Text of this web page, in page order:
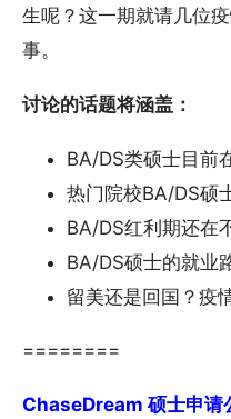
生呢？这一期就请几位
事。
讨论的话题将涵盖：
BA/DS类硕士目前
热门院校BA/DS硕
BA/DS红利期还在
BA/DS硕士的就业
留美还是回国？疫
========
ChaseDream 硕士申请